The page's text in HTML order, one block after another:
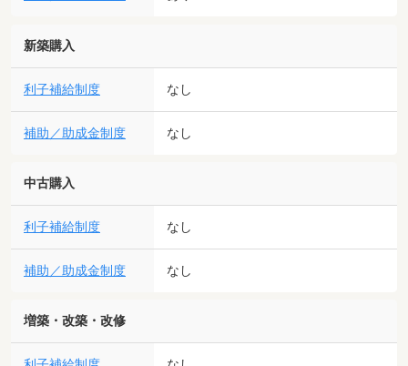
新築購入
利子補給制度 なし
補助／助成金制度 なし
中古購入
利子補給制度 なし
補助／助成金制度 なし
増築・改築・改修